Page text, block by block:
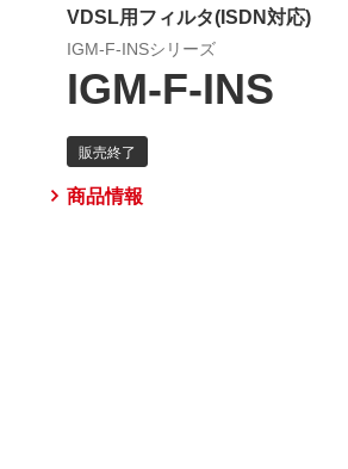
VDSL用フィルタ(ISDN対応)
IGM-F-INSシリーズ
IGM-F-INS
商品情報